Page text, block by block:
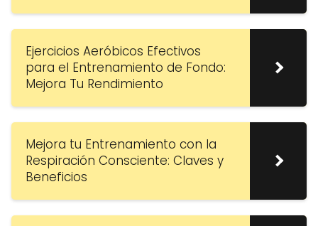
Ejercicios Aeróbicos Efectivos
para el Entrenamiento de Fondo:
Mejora Tu Rendimiento
Mejora tu Entrenamiento con la
Respiración Consciente: Claves y
Beneficios